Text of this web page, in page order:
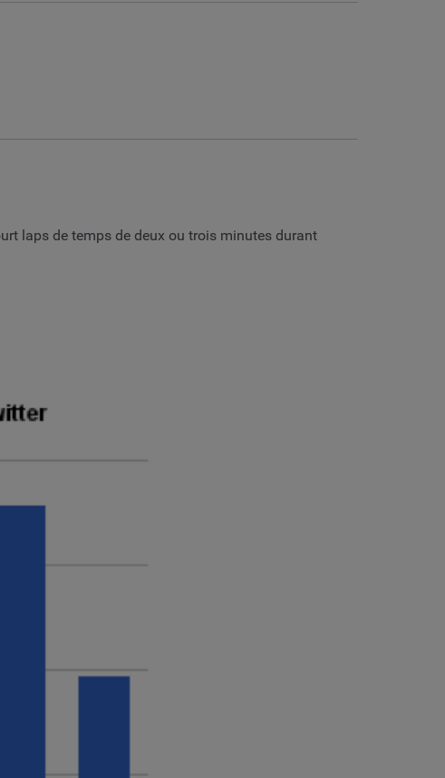
laps de temps de deux ou trois minutes durant